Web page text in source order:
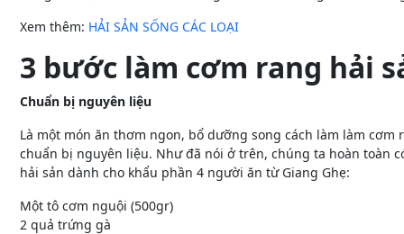
Xem thêm: HẢI SẢN SỐNG CÁC LOẠI
3 bước làm cơm rang hải
Chuẩn bị nguyên liệu
Là một món ăn thơm ngon, bổ dưỡng song cách làm làm
chuẩn bị nguyên liệu. Như đã nói ở trên, chúng ta hoàn toàn
hải sản dành cho khẩu phần 4 người ăn từ Giang Ghẹ:
Một tô cơm nguội (500gr)
2 quả trứng gà